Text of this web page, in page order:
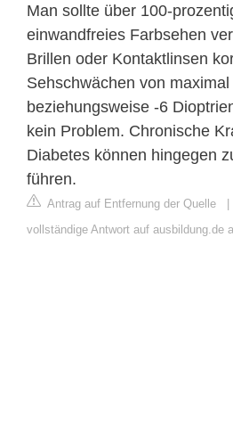
Man sollte über 100-
einwandfreies Farbsehen
Brillen oder Kontaktlinsen
Sehschwächen von
beziehungsweise -6
kein Problem. Chronische
Diabetes können hingegen
führen.
Antrag auf Entfernung der Quelle |
vollständige Antwort auf ausbildung.de